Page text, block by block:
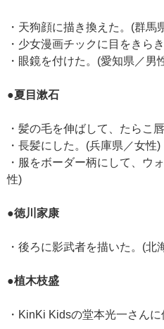
・天狗顔に描き換えた。(群馬
・少女漫画チックに目をきら
・眼鏡を付けた。(愛知県／男
●夏目漱石
・髪の毛を伸ばして、たらこ
・長髪にした。(兵庫県／女性)
・服をボーダー柄にして、ウ
性)
●徳川家康
・後ろに影武者を描いた。(北
●植木枝盛
・KinKi Kidsの堂本光一さん